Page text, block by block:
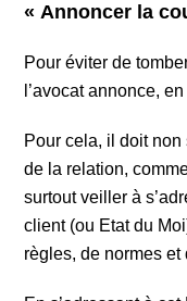
« Annoncer la
Pour éviter de
l’avocat annonce,
Pour cela, il doit
de la relation,
surtout veiller à
client (ou Etat du
règles, de normes et